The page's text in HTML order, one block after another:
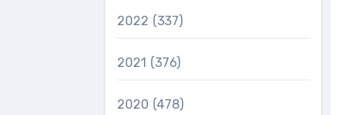
2022 (337)
2021 (376)
2020 (478)